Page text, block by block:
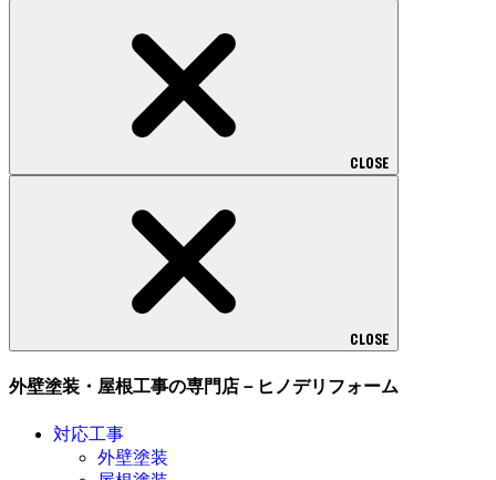
CLOSE
CLOSE
外壁塗装・屋根工事の専門店－ヒノデリフォーム
対応工事
外壁塗装